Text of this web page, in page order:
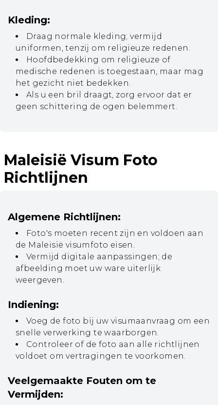
Kleding:
Draag normale kleding; vermijd
uniformen, tenzij om religieuze redenen.
Hoofdbedekking om religieuze of
medische redenen is toegestaan, maar mag
het gezicht niet bedekken.
Als u een bril draagt, zorg ervoor dat er
geen schittering de ogen belemmert.
Maleisië Visum Foto
Richtlijnen
Algemene Richtlijnen:
Foto's moeten recent zijn en voldoen aan
de Maleisië visumfoto eisen.
Vermijd digitale aanpassingen; de
afbeelding moet uw ware uiterlijk
weergeven.
Indiening:
Voeg de foto bij uw visumaanvraag om een
snelle verwerking te waarborgen.
Controleer of de foto aan alle richtlijnen
voldoet om vertragingen te voorkomen.
Veelgemaakte Fouten om te
Vermijden: